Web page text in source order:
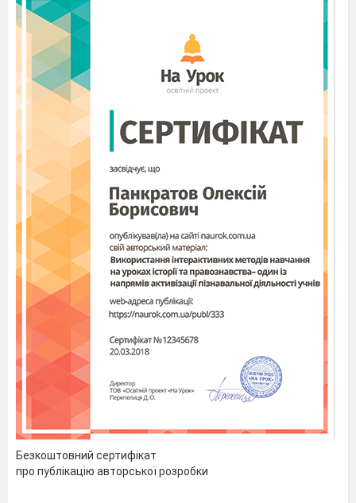
віршем, давайте з’ясуємо значення деяких
слів.
2. Словникова робота.
Хрущі– великі жуки, які літають.
Плуг
– знаряддя праці для обробітку землі.
Плугатарі
– орачі, ті хто ходять за плугом.
Зіронька встає
(На дошці малюнки із зображенням цих слів).
Робота над вивченням нового твору
(15 хв).
Відкрийте підручник на сторінці 119 та
послухайте вірш (вчитель декламує вірш ).
Садок вишневий коло хати,
Хрущі над вишнями гудуть,
Плугатарі з плугами йдуть,
Співають ідучи дівчата,
А матері вечерять ждуть.
Сім’я вечеря коло хати,
Вечірня зіронька встає.
Дочка вечерять подає,
А мати хоче научати,
Так соловейко не дає.
Поклала мати коло хати
Маленьких діточок своїх;
Сама заснула коло їх.
Безкоштовний сертифікат
про публікацію авторської розробки